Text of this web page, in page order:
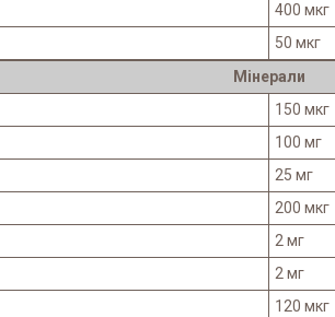
400 мкг
50 мкг
Мінерали
150 мкг
100 мг
25 мг
200 мкг
2 мг
2 мг
120 мкг